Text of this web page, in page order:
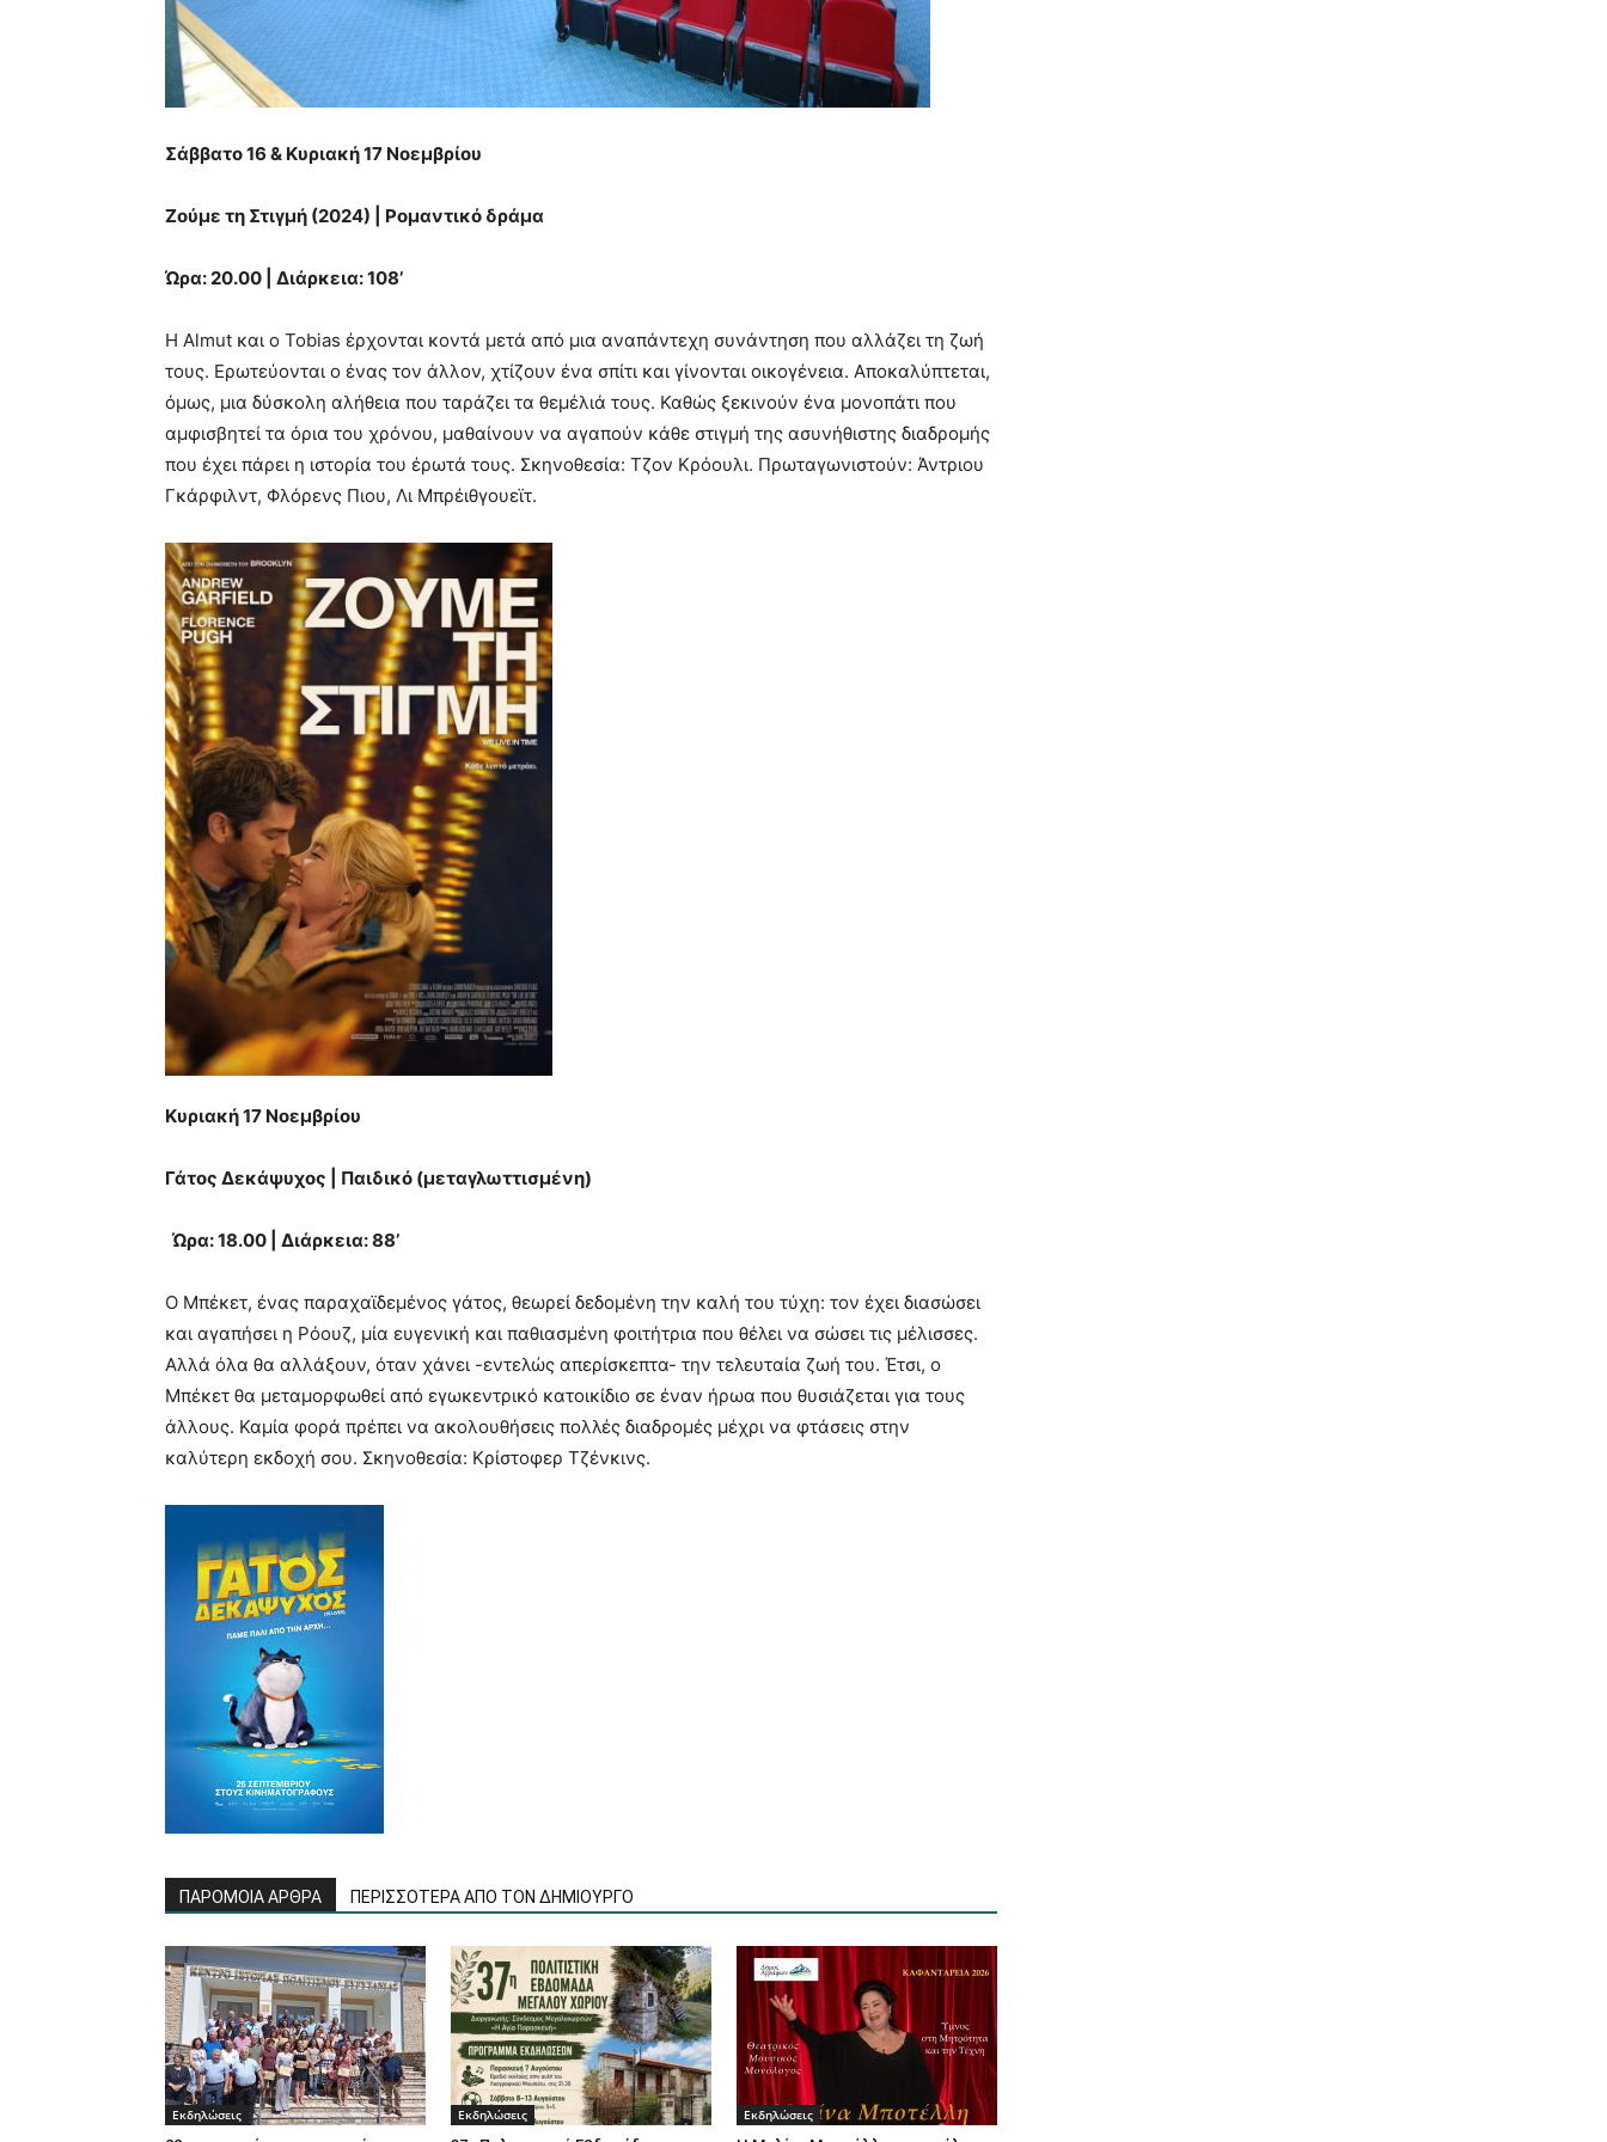
Σάββατο 16 & Κυριακή 17 Νοεμβρίου
Ζούμε τη Στιγμή (2024) | Ρομαντικό δράμα
Ώρα: 20.00 | Διάρκεια: 108’
Η Almut και ο Tobias έρχονται κοντά μετά από μια αναπάντεχη συνάντηση που αλλάζει τη ζωή
τους. Ερωτεύονται ο ένας τον άλλον, χτίζουν ένα σπίτι και γίνονται οικογένεια. Αποκαλύπτεται,
όμως, μια δύσκολη αλήθεια που ταράζει τα θεμέλιά τους. Καθώς ξεκινούν ένα μονοπάτι που
αμφισβητεί τα όρια του χρόνου, μαθαίνουν να αγαπούν κάθε στιγμή της ασυνήθιστης διαδρομής
που έχει πάρει η ιστορία του έρωτά τους. Σκηνοθεσία: Τζον Κρόουλι. Πρωταγωνιστούν: Άντριου
Γκάρφιλντ, Φλόρενς Πιου, Λι Μπρέιθγουεϊτ.
Κυριακή17 Νοεμβρίου
Γάτος Δεκάψυχος | Παιδικό (μεταγλωττισμένη)
Ώρα: 18.00 | Διάρκεια: 88’
O Μπέκετ, ένας παραχαϊδεμένος γάτος, θεωρεί δεδομένη την καλή του τύχη: τον έχει διασώσει
και αγαπήσει η Ρόουζ, μία ευγενική και παθιασμένη φοιτήτρια που θέλει να σώσει τις μέλισσες.
Αλλά όλα θα αλλάξουν, όταν χάνει -εντελώς απερίσκεπτα- την τελευταία ζωή του. Έτσι, ο
Μπέκετ θα μεταμορφωθεί από εγωκεντρικό κατοικίδιο σε έναν ήρωα που θυσιάζεται για τους
άλλους. Καμία φορά πρέπει να ακολουθήσεις πολλές διαδρομές μέχρι να φτάσεις στην
καλύτερη εκδοχή σου. Σκηνοθεσία: Κρίστοφερ Τζένκινς.
ΠΑΡΟΜΟΙΑ ΑΡΘΡΑ ΠΕΡΙΣΣΟΤΕΡΑ ΑΠΟ ΤΟΝ ΔΗΜΙΟΥΡΓΟ
Εκδηλώσεις Εκδηλώσεις Εκδηλώσεις